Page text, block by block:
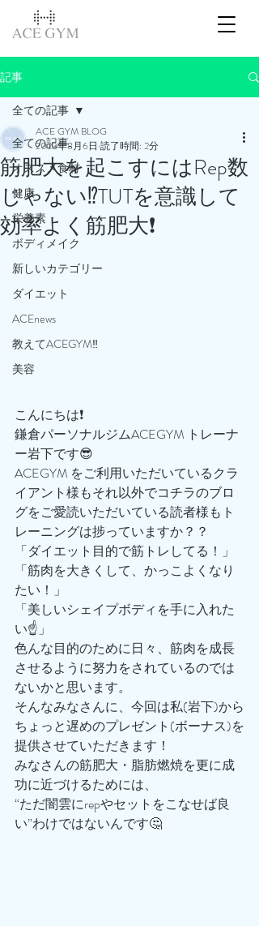
記事
全ての記事
オススメ食材
健康
栄養素
ボディメイク
新しいカテゴリー
ダイエット
ACEnews
教えてACEGYM‼️
美容
全ての記事
筋肥大を起こすにはRep数
じゃない⁉️TUTを意識して
効率よく筋肥大❗️
ACE GYM BLOG
2023年8月6日 読了時間: 2分
こんにちは❗️
鎌倉パーソナルジムACEGYM トレーナ
ー岩下です😎
ACEGYM をご利用いただいているクラ
イアント様もそれ以外でコチラのブロ
グをご愛読いただいている読者様もト
レーニングは捗っていますか？？
「ダイエット目的で筋トレしてる！」
「筋肉を大きくして、かっこよくなり
たい！」
「美しいシェイプボディを手に入れた
い☝️」
色んな目的のために日々、筋肉を成長
させるように努力をされているのでは
ないかと思います。
そんなみなさんに、今回は私(岩下)から
ちょっと遅めのプレゼント(ボーナス)を
提供させていただきます！
みなさんの筋肥大・脂肪燃焼を更に成
功に近づけるためには、
“ただ闇雲にrepやセットをこなせば良
い”わけではないんです🤔